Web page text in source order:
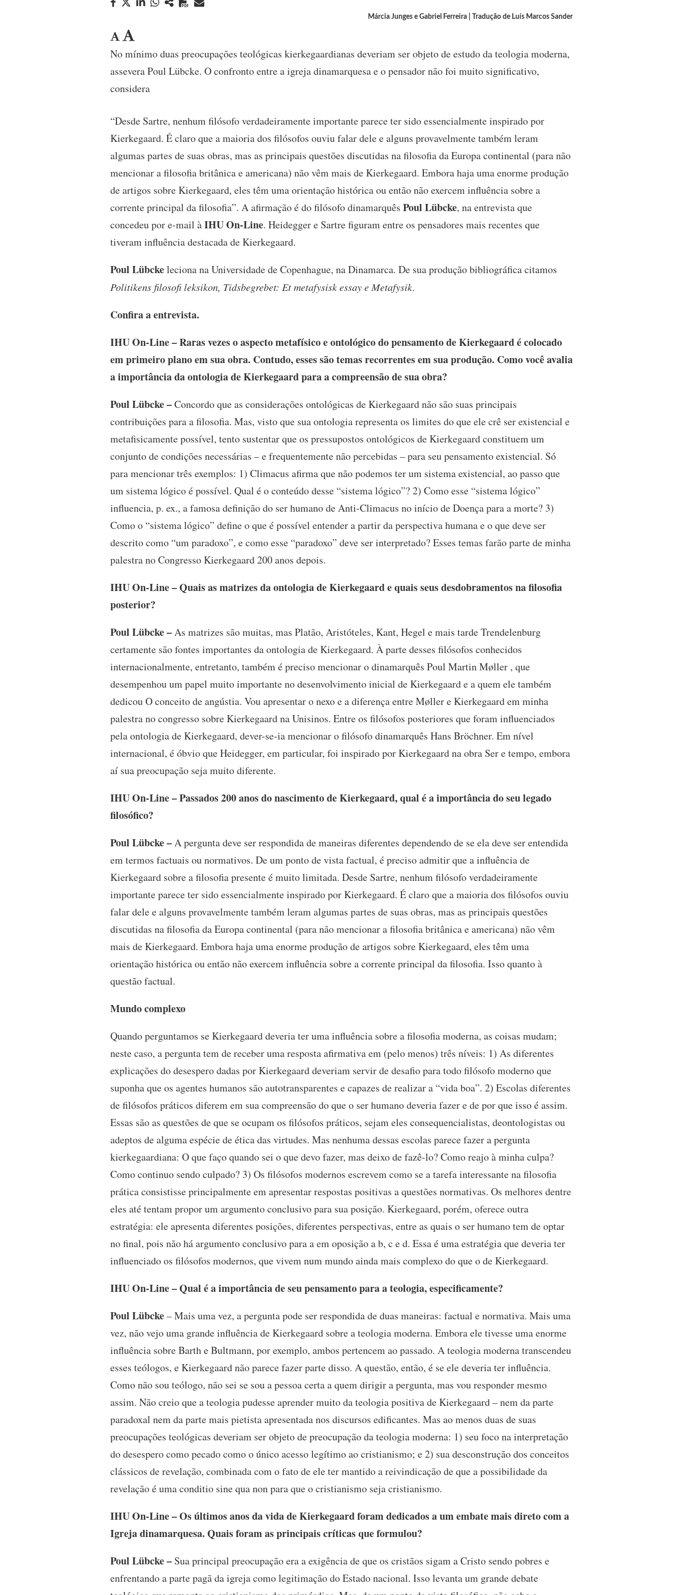
Márcia Junges e Gabriel Ferreira | Tradução de Luís Marcos Sander
No mínimo duas preocupações teológicas kierkegaardianas deveriam ser objeto de estudo da teologia moderna,
assevera Poul Lübcke. O confronto entre a igreja dinamarquesa e o pensador não foi muito significativo,
considera
“Desde Sartre, nenhum filósofo verdadeiramente importante parece ter sido essencialmente inspirado por
Kierkegaard. É claro que a maioria dos filósofos ouviu falar dele e alguns provavelmente também leram
algumas partes de suas obras, mas as principais questões discutidas na filosofia da Europa continental (para não
mencionar a filosofia britânica e americana) não vêm mais de Kierkegaard. Embora haja uma enorme produção
de artigos sobre Kierkegaard, eles têm uma orientação histórica ou então não exercem influência sobre a
corrente principal da filosofia”. A afirmação é do filósofo dinamarquês Poul Lübcke, na entrevista que
concedeu por e-mail àIHU On-Line. Heidegger e Sartre figuram entre os pensadores mais recentes que
tiveram influência destacada de Kierkegaard.
Poul Lübckeleciona na Universidade de Copenhague, na Dinamarca. De sua produção bibliográfica citamos
Politikens filosofi leksikon, Tidsbegrebet: Et metafysisk essay e Metafysik.
Confira a entrevista.
IHU On-Line – Raras vezes o aspecto metafísico e ontológico do pensamento de Kierkegaard é colocado
em primeiro plano em sua obra. Contudo, esses são temas recorrentes em sua produção. Como você avalia
a importância da ontologia de Kierkegaard para a compreensão de sua obra?
Poul Lübcke –Concordo que as considerações ontológicas de Kierkegaard não são suas principais
contribuições para a filosofia. Mas, visto que sua ontologia representa os limites do que ele crê ser existencial e
metafisicamente possível, tento sustentar que os pressupostos ontológicos de Kierkegaard constituem um
conjunto de condições necessárias – e frequentemente não percebidas – para seu pensamento existencial. Só
para mencionar três exemplos: 1) Climacus afirma que não podemos ter um sistema existencial, ao passo que
um sistema lógico é possível. Qual é o conteúdo desse “sistema lógico”? 2) Como esse “sistema lógico”
influencia, p. ex., a famosa definição do ser humano de Anti-Climacus no início de Doença para a morte? 3)
Como o “sistema lógico” define o que é possível entender a partir da perspectiva humana e o que deve ser
descrito como “um paradoxo”, e como esse “paradoxo” deve ser interpretado? Esses temas farão parte de minha
palestra no Congresso Kierkegaard 200 anos depois.
IHU On-Line – Quais as matrizes da ontologia de Kierkegaard e quais seus desdobramentos na filosofia
posterior?
Poul Lübcke –As matrizes são muitas, mas Platão, Aristóteles, Kant, Hegel e mais tarde Trendelenburg
certamente são fontes importantes da ontologia de Kierkegaard. À parte desses filósofos conhecidos
internacionalmente, entretanto, também é preciso mencionar o dinamarquês Poul Martin Møller , que
desempenhou um papel muito importante no desenvolvimento inicial de Kierkegaard e a quem ele também
dedicou O conceito de angústia. Vou apresentar o nexo e a diferença entre Møller e Kierkegaard em minha
palestra no congresso sobre Kierkegaard na Unisinos. Entre os filósofos posteriores que foram influenciados
pela ontologia de Kierkegaard, dever-se-ia mencionar o filósofo dinamarquês Hans Bröchner. Em nível
internacional, é óbvio que Heidegger, em particular, foi inspirado por Kierkegaard na obra Ser e tempo, embora
aí sua preocupação seja muito diferente.
IHU On-Line – Passados 200 anos do nascimento de Kierkegaard, qual é a importância do seu legado
filosófico?
Poul Lübcke –A pergunta deve ser respondida de maneiras diferentes dependendo de se ela deve ser entendida
em termos factuais ou normativos. De um ponto de vista factual, é preciso admitir que a influência de
Kierkegaard sobre a filosofia presente é muito limitada. Desde Sartre, nenhum filósofo verdadeiramente
importante parece ter sido essencialmente inspirado por Kierkegaard. É claro que a maioria dos filósofos ouviu
falar dele e alguns provavelmente também leram algumas partes de suas obras, mas as principais questões
discutidas na filosofia da Europa continental (para não mencionar a filosofia britânica e americana) não vêm
mais de Kierkegaard. Embora haja uma enorme produção de artigos sobre Kierkegaard, eles têm uma
orientação histórica ou então não exercem influência sobre a corrente principal da filosofia. Isso quanto à
questão factual.
Mundo complexo
Quando perguntamos se Kierkegaard deveria ter uma influência sobre a filosofia moderna, as coisas mudam;
neste caso, a pergunta tem de receber uma resposta afirmativa em (pelo menos) três níveis: 1) As diferentes
explicações do desespero dadas por Kierkegaard deveriam servir de desafio para todo filósofo moderno que
suponha que os agentes humanos são autotransparentes e capazes de realizar a “vida boa”. 2) Escolas diferentes
de filósofos práticos diferem em sua compreensão do que o ser humano deveria fazer e de por que isso é assim.
Essas são as questões de que se ocupam os filósofos práticos, sejam eles consequencialistas, deontologistas ou
adeptos de alguma espécie de ética das virtudes. Mas nenhuma dessas escolas parece fazer a pergunta
kierkegaardiana: O que faço quando sei o que devo fazer, mas deixo de fazê-lo? Como reajo à minha culpa?
Como continuo sendo culpado? 3) Os filósofos modernos escrevem como se a tarefa interessante na filosofia
prática consistisse principalmente em apresentar respostas positivas a questões normativas. Os melhores dentre
eles até tentam propor um argumento conclusivo para sua posição. Kierkegaard, porém, oferece outra
estratégia: ele apresenta diferentes posições, diferentes perspectivas, entre as quais o ser humano tem de optar
no final, pois não há argumento conclusivo para a em oposição a b, c e d. Essa é uma estratégia que deveria ter
influenciado os filósofos modernos, que vivem num mundo ainda mais complexo do que o de Kierkegaard.
IHU On-Line – Qual é a importância de seu pensamento para a teologia, especificamente?
Poul Lübcke– Mais uma vez, a pergunta pode ser respondida de duas maneiras: factual e normativa. Mais uma
vez, não vejo uma grande influência de Kierkegaard sobre a teologia moderna. Embora ele tivesse uma enorme
influência sobre Barth e Bultmann, por exemplo, ambos pertencem ao passado. A teologia moderna transcendeu
esses teólogos, e Kierkegaard não parece fazer parte disso. A questão, então, é se ele deveria ter influência.
Como não sou teólogo, não sei se sou a pessoa certa a quem dirigir a pergunta, mas vou responder mesmo
assim. Não creio que a teologia pudesse aprender muito da teologia positiva de Kierkegaard – nem da parte
paradoxal nem da parte mais pietista apresentada nos discursos edificantes. Mas ao menos duas de suas
preocupações teológicas deveriam ser objeto de preocupação da teologia moderna: 1) seu foco na interpretação
do desespero como pecado como o único acesso legítimo ao cristianismo; e 2) sua desconstrução dos conceitos
clássicos de revelação, combinada com o fato de ele ter mantido a reivindicação de que a possibilidade da
revelação é uma conditio sine qua non para que o cristianismo seja cristianismo.
IHU On-Line – Os últimos anos da vida de Kierkegaard foram dedicados a um embate mais direto com a
Igreja dinamarquesa. Quais foram as principais críticas que formulou?
Poul Lübcke – Sua principal preocupação era a exigência de que os cristãos sigam a Cristo sendo pobres e
enfrentando a parte pagã da igreja como legitimação do Estado nacional. Isso levanta um grande debate